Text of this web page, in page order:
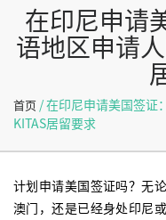
在印尼申请
语地区申请
首页 / 在印尼申请美国签证
KITAS居留要求
计划申请美国签证吗？无
澳门，还是已经身处印尼